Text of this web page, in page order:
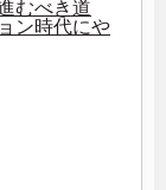
むべき道
ン時代にや